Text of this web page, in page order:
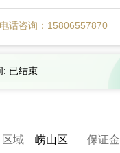
电话咨询：15806557870
: 已结束
区域 崂山区 保证金